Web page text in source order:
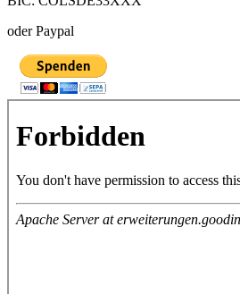
oder Paypal